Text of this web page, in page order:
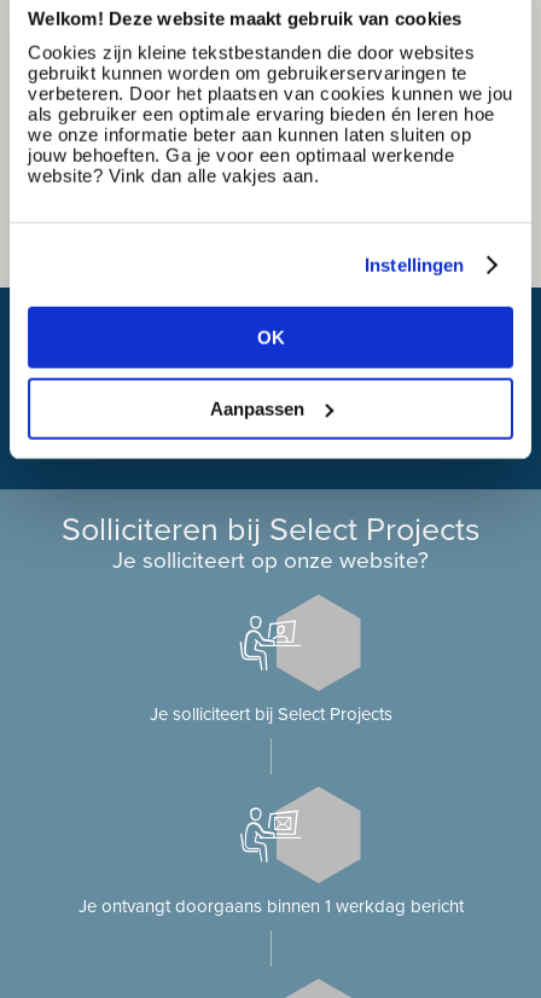
Welkom! Deze website maakt gebruik van cookies
Cookies zijn kleine tekstbestanden die door websites
gebruikt kunnen worden om gebruikerservaringen te
verbeteren. Door het plaatsen van cookies kunnen we jou
als gebruiker een optimale ervaring bieden én leren hoe
we onze informatie beter aan kunnen laten sluiten op
jouw behoeften. Ga je voor een optimaal werkende
website? Vink dan alle vakjes aan.
Instellingen
OK
Aanpassen
Solliciteren bij Select Projects
Je solliciteert op onze website?
Je solliciteert bij Select Projects
Je ontvangt doorgaans binnen 1 werkdag bericht